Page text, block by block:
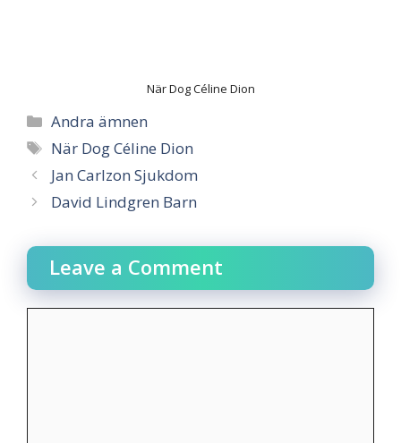
När Dog Céline Dion
Categories
Andra ämnen
Tags
När Dog Céline Dion
Jan Carlzon Sjukdom
David Lindgren Barn
Leave a Comment